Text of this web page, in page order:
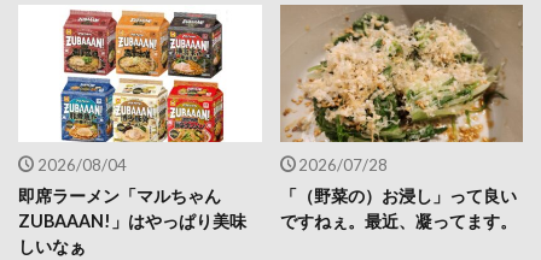
2026/08/04
即席ラーメン「マルちゃん
ZUBAAAN!」はやっぱり美味
しいなぁ
2026/07/28
「（野菜の）お浸し」って良い
ですねぇ。最近、凝ってます。